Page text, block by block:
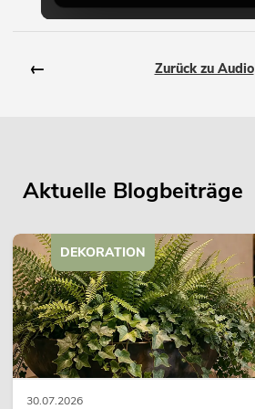
← Zurück zu Audio
Aktuelle Blogbeiträge
30.07.2026
DEKORATION